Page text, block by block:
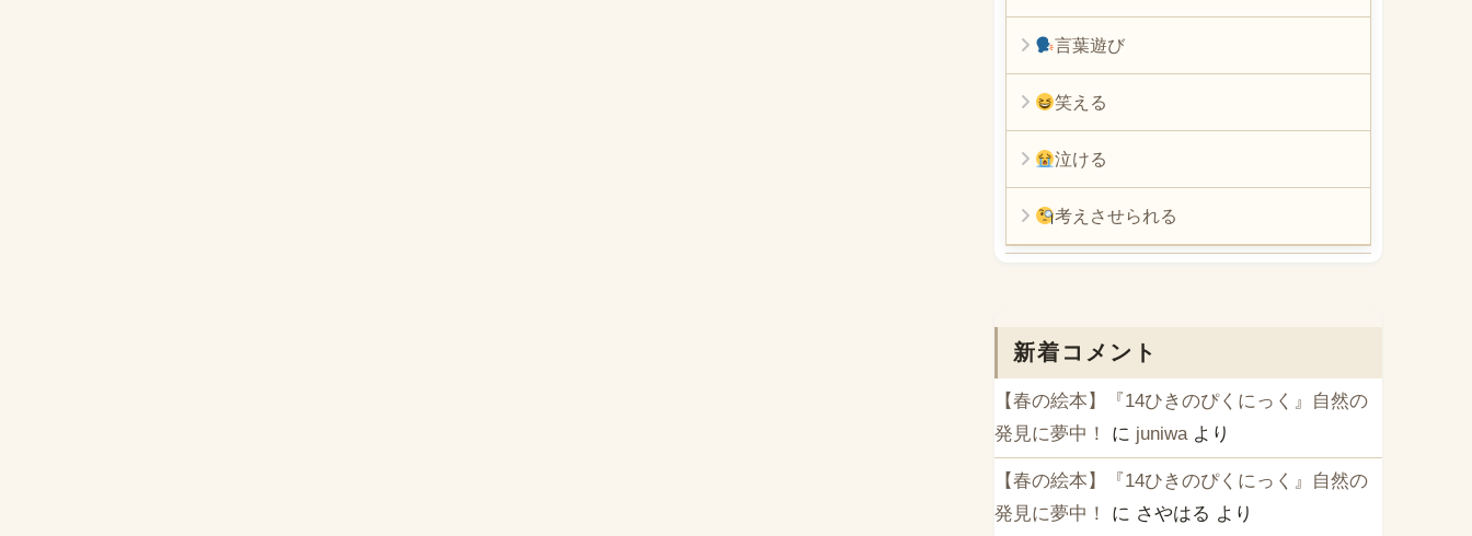
言葉遊び
笑える
泣ける
考えさせられる
新着コメント
【春の絵本】『14ひきのぴくにっく』自然の
発見に夢中！
に juniwa より
【春の絵本】『14ひきのぴくにっく』自然の
発見に夢中！
に さやはる より